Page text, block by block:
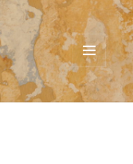
MENU
AND
WIDGETS